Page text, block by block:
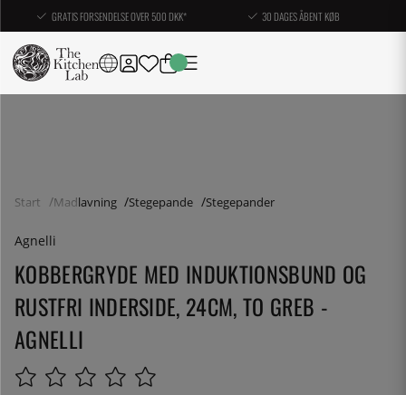
GRATIS FORSENDELSE OVER 500 DKK* 30 DAGES ÅBENT KØB
Start Madlavning Stegepande Stegepander
Agnelli
KOBBERGRYDE MED INDUKTIONSBUND OG
RUSTFRI INDERSIDE, 24CM, TO GREB -
AGNELLI